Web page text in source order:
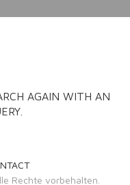
AGAIN WITH AN
Rechte vorbehalten.